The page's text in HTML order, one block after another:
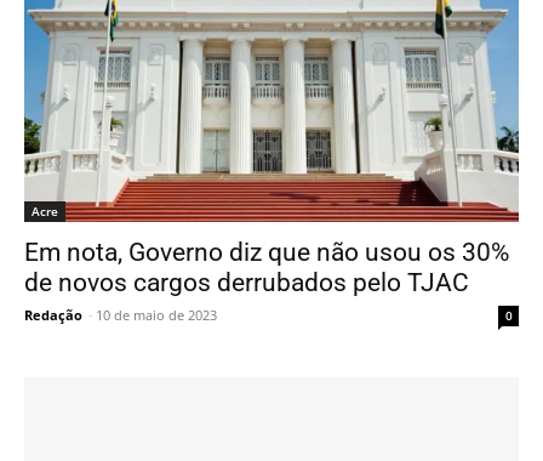
Acre
Em nota, Governo diz que não usou os 30%
de novos cargos derrubados pelo TJAC
Redação - 10 de maio de 2023 0